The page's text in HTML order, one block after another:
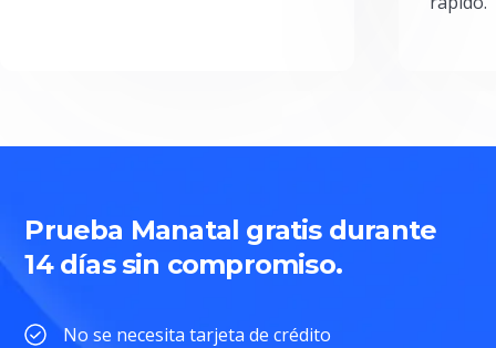
Prueba Manatal gratis durante
14 días sin compromiso.
No se necesita tarjeta de crédito